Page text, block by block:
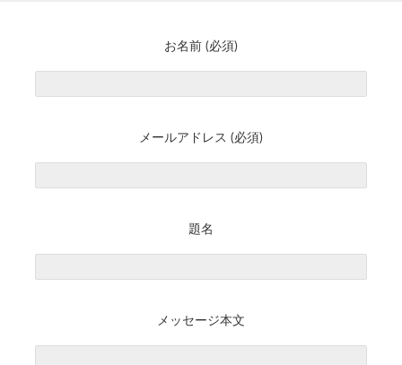
お名前 (必須)
メールアドレス (必須)
題名
メッセージ本文